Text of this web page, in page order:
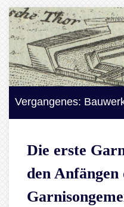
Vergangenes:
Die erste
den Anfängen